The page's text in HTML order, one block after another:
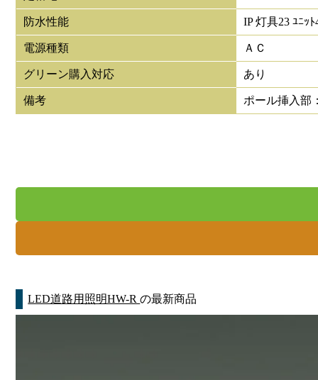
防水性能 IP 灯具23 ﾕﾆｯﾄ
電源種類 ＡＣ
グリーン購入対応 あり
備考 ポール挿入部
LED道路用照明HW-Rの最新商品